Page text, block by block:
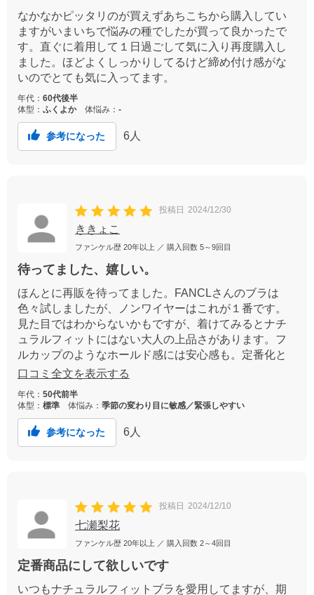
なかなかピッタリのが買えずあちこちから購入してい
ますがいまいちで悩みの種でしたが買って良かったで
す。直ぐに着用して１日過ごして気に入り再度購入し
ました。ほどよくしっかりしてるけど締め付け感がな
いのでとても気に入ってます。
年代： 60代後半
体型： ふくよか体悩み： -
参考になった 6人
投稿日 2024/12/30
ききょこ
ファンケル歴 20年以上 ／ 購入回数 5～9回目
待ってました、嬉しい。
ほんとに再販を待ってました。FANCLさんのブラは
色々試しましたが、ノンワイヤーはこれが１番です。
見た目ではわからないかもですが、着けてみるとナチ
ュラルフィットにはない大人の上品さがあります。フ
ルカップのようなホールド感には安心感も。定番化と
カラー展開。セットアップなとも待ってます。
口コミ全文を表示する
年代： 50代前半
体型： 標準 体悩み： 季節の変わり目に敏感／緊張しやすい
参考になった 6 人
投稿日 2024/12/10
七瀬梨花
ファンケル歴 20年以上 ／ 購入回数 2～4回目
定番商品にして欲しいです
いつもナチュラルフィットブラを愛用してますが、期